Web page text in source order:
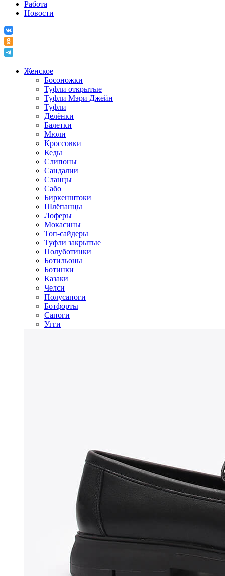
Работа
Новости
Женское
Босоножки
Туфли открытые
Туфли Мэри Джейн
Туфли
Делёнки
Балетки
Мюли
Кроссовки
Кеды
Слипоны
Сандалии
Сланцы
Сабо
Биркенштоки
Шлёпанцы
Лоферы
Мокасины
Топ-сайдеры
Туфли закрытые
Полуботинки
Ботильоны
Ботинки
Казаки
Челси
Полусапоги
Ботфорты
Сапоги
Угги